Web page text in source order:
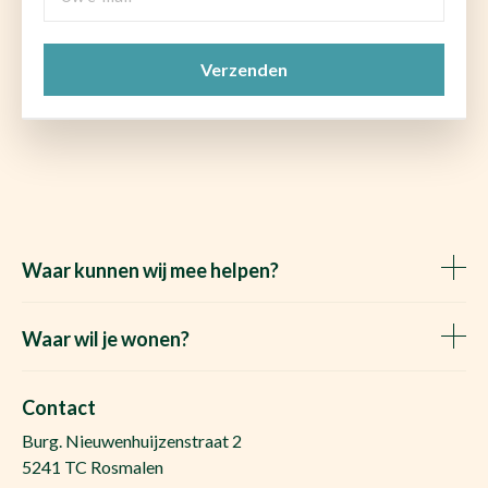
Waar kunnen wij mee helpen?
Het Waare Huis zoekt
Vraag de kosten op
Waar wil je wonen?
Makelaar Den Bosch
Huis kopen Nuland
Huis kopen Berlicum
Contact
Burg. Nieuwenhuijzenstraat 2
5241 TC Rosmalen